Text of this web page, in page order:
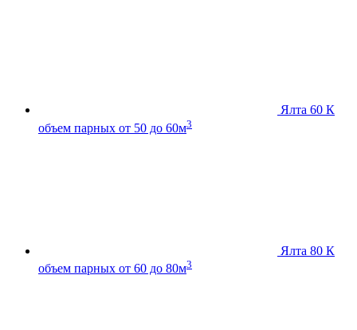
Ялта 60 К
объем парных от 50 до 60м3
Ялта 80 К
объем парных от 60 до 80м3